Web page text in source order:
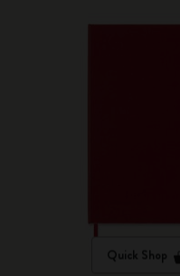
Quick Shop